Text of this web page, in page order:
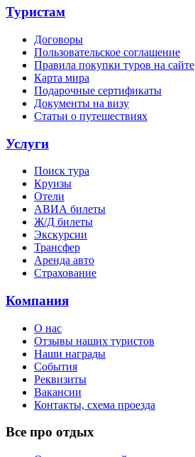
Туристам
Договоры
Пользовательское соглашение
Правила покупки туров на сайте
Карта мира
Подарочные сертификаты
Документы на визу
Статьи о путешествиях
Услуги
Поиск тура
Круизы
Отели
АВИА билеты
Ж/Д билеты
Экскурсии
Трансфер
Аренда авто
Страхование
Компания
О нас
Отзывы наших туристов
Наши награды
События
Реквизиты
Вакансии
Контакты, схема проезда
Все про отдых